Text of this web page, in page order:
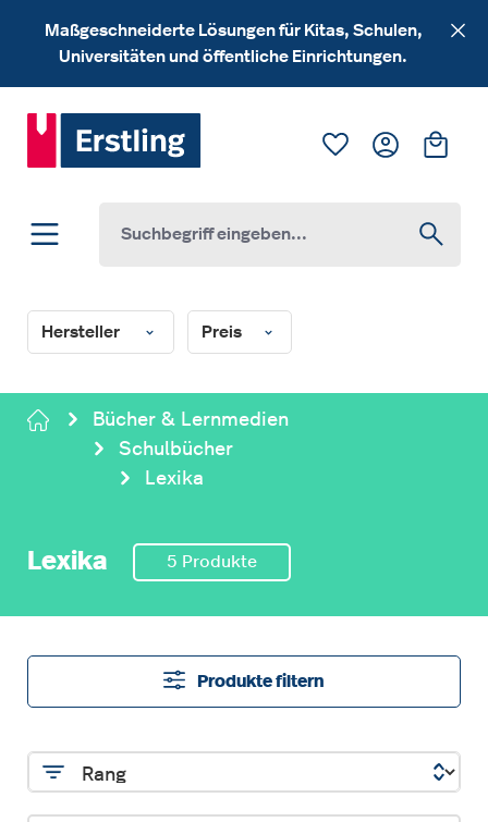
Zum Hauptinhalt springen
Maßgeschneiderte Lösungen für Kitas, Schulen,
Universitäten und öffentliche Einrichtungen.
Du hast 0
Hersteller Preis
Bücher & Lernmedien
Schulbücher
Lexika
Lexika 5 Produkte
Produkte filtern